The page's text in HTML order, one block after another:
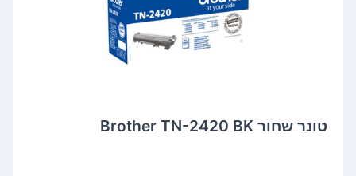
‏טונר ‏שחור Brother TN-2420 BK